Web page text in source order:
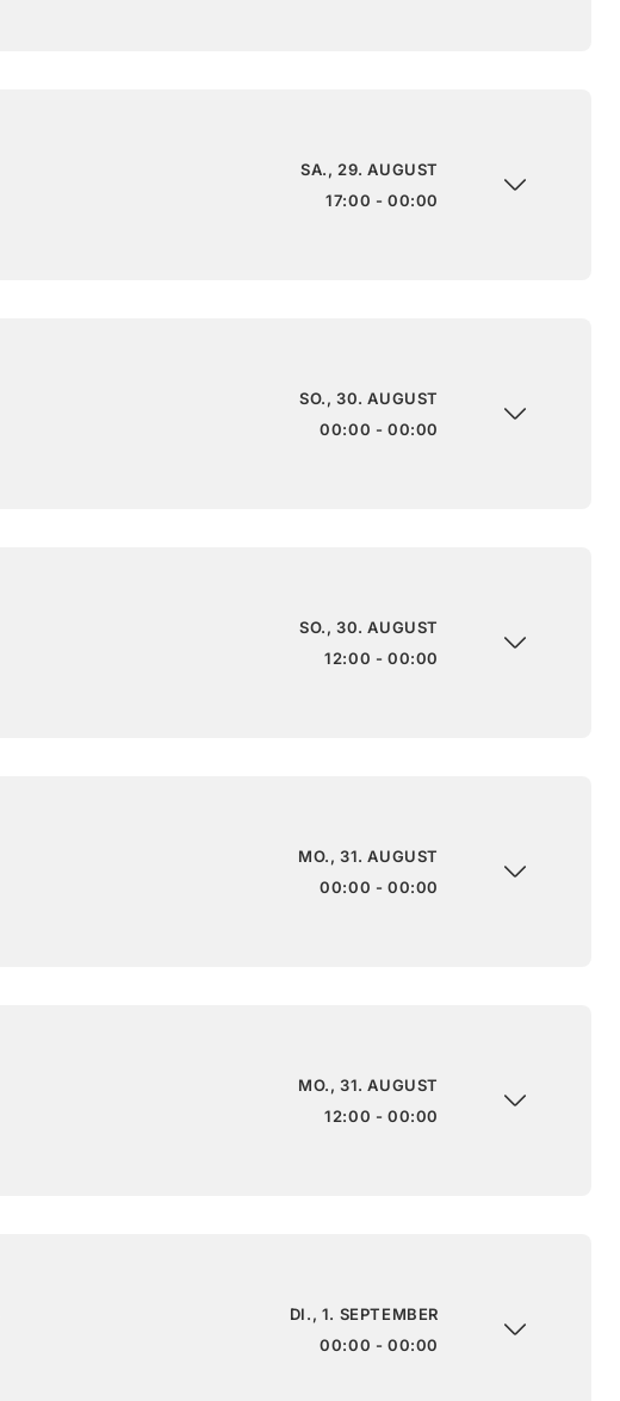
SA., 29. AUGUST
17:00 - 00:00
SO., 30. AUGUST
00:00 - 00:00
SO., 30. AUGUST
12:00 - 00:00
MO., 31. AUGUST
00:00 - 00:00
MO., 31. AUGUST
12:00 - 00:00
DI., 1. SEPTEMBER
00:00 - 00:00